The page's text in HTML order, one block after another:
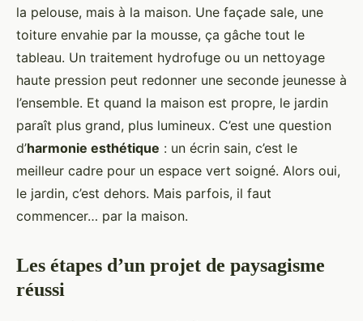
la pelouse, mais à la maison. Une façade sale, une
toiture envahie par la mousse, ça gâche tout le
tableau. Un traitement hydrofuge ou un nettoyage
haute pression peut redonner une seconde jeunesse à
l’ensemble. Et quand la maison est propre, le jardin
paraît plus grand, plus lumineux. C’est une question
d’harmonie esthétique : un écrin sain, c’est le
meilleur cadre pour un espace vert soigné. Alors oui,
le jardin, c’est dehors. Mais parfois, il faut
commencer… par la maison.
Les étapes d’un projet de paysagisme
réussi